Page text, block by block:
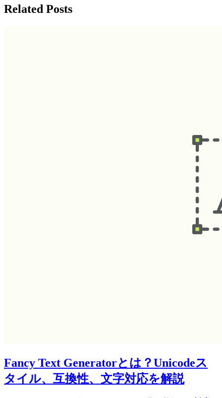
Related Posts
Fancy Text Generatorとは？Unicodeス
タイル、互換性、文字対応を解説